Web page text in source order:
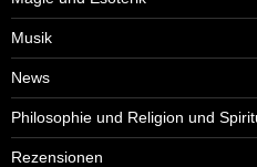
Musik
News
Philosophie und Religion und
Rezensionen